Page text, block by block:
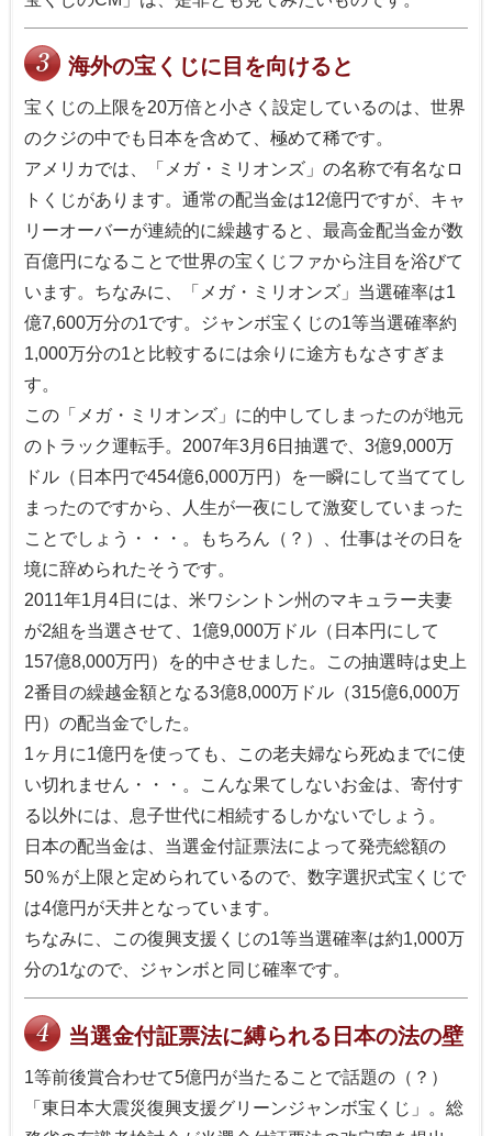
海外の宝くじに目を向けると
宝くじの上限を20万倍と小さく設定しているのは、世界
のクジの中でも日本を含めて、極めて稀です。
アメリカでは、「メガ・ミリオンズ」の名称で有名なロ
トくじがあります。通常の配当金は12億円ですが、キャ
リーオーバーが連続的に繰越すると、最高金配当金が数
百億円になることで世界の宝くじファから注目を浴びて
います。ちなみに、「メガ・ミリオンズ」当選確率は1
億7,600万分の1です。ジャンボ宝くじの1等当選確率約
1,000万分の1と比較するには余りに途方もなさすぎま
す。
この「メガ・ミリオンズ」に的中してしまったのが地元
のトラック運転手。2007年3月6日抽選で、3億9,000万
ドル（日本円で454億6,000万円）を一瞬にして当ててし
まったのですから、人生が一夜にして激変していまった
ことでしょう・・・。もちろん（？）、仕事はその日を
境に辞められたそうです。
2011年1月4日には、米ワシントン州のマキュラー夫妻
が2組を当選させて、1億9,000万ドル（日本円にして
157億8,000万円）を的中させました。この抽選時は史上
2番目の繰越金額となる3億8,000万ドル（315億6,000万
円）の配当金でした。
1ヶ月に1億円を使っても、この老夫婦なら死ぬまでに使
い切れません・・・。こんな果てしないお金は、寄付す
る以外には、息子世代に相続するしかないでしょう。
日本の配当金は、当選金付証票法によって発売総額の
50％が上限と定められているので、数字選択式宝くじで
は4億円が天井となっています。
ちなみに、この復興支援くじの1等当選確率は約1,000万
分の1なので、ジャンボと同じ確率です。
当選金付証票法に縛られる日本の法の壁
1等前後賞合わせて5億円が当たることで話題の（？）
「東日本大震災復興支援グリーンジャンボ宝くじ」。総